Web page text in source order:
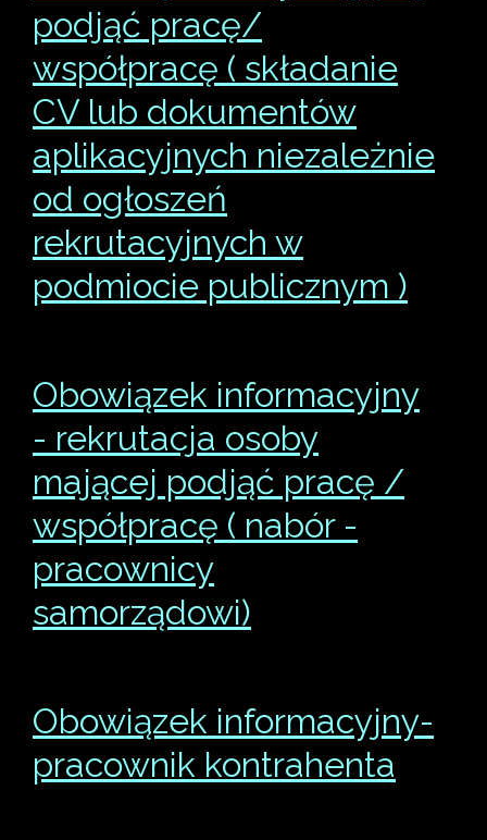
podjąć pracę/
współpracę ( składanie
CV lub dokumentów
aplikacyjnych niezależnie
od ogłoszeń
rekrutacyjnych w
podmiocie publicznym )
Obowiązek informacyjny
- rekrutacja osoby
mającej podjąć pracę /
współpracę ( nabór -
pracownicy
samorządowi)
Obowiązek informacyjny-
pracownik kontrahenta